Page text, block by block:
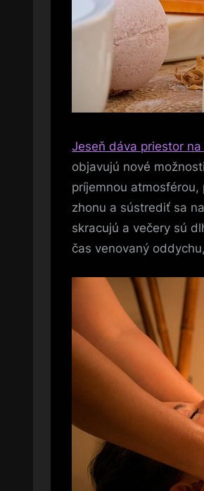
Jeseň dáva priestor
objavujú nové
príjemnou
zhonu a sústrediť sa
skracujú a večery sú
čas venovaný